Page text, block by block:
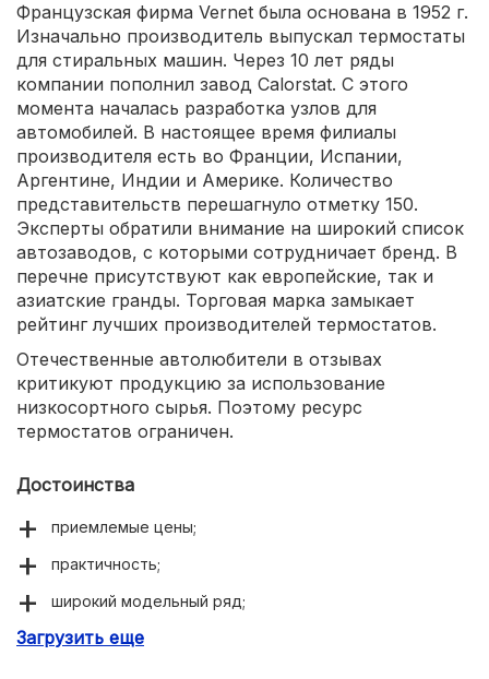
Французская фирма Vernet была основана в 1952 г.
Изначально производитель выпускал термостаты
для стиральных машин. Через 10 лет ряды
компании пополнил завод Calorstat. С этого
момента началась разработка узлов для
автомобилей. В настоящее время филиалы
производителя есть во Франции, Испании,
Аргентине, Индии и Америке. Количество
представительств перешагнуло отметку 150.
Эксперты обратили внимание на широкий список
автозаводов, с которыми сотрудничает бренд. В
перечне присутствуют как европейские, так и
азиатские гранды. Торговая марка замыкает
рейтинг лучших производителей термостатов.
Отечественные автолюбители в отзывах
критикуют продукцию за использование
низкосортного сырья. Поэтому ресурс
термостатов ограничен.
Достоинства
приемлемые цены;
практичность;
широкий модельный ряд;
точная настройка срабатывания.
Загрузить еще